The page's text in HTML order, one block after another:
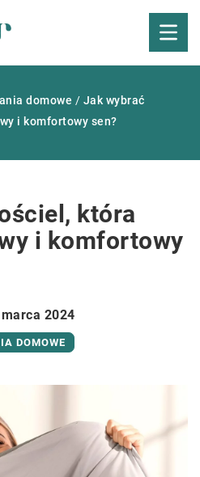
domowe / Jak wybrać
i komfortowy sen?
która
i komfortowy
2024
DOMOWE